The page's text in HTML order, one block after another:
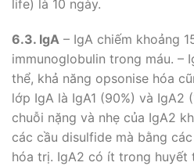
life) là 10 ngày.
6.3. IgA – IgA chiếm khoảng
immunoglobulin trong máu. –
thể, khả năng opsonise hóa
lớp IgA là IgA1 (90%) và IgA2
chuỗi nặng và nhẹ của IgA2
các cầu disulfide mà bằng
hóa trị. IgA2 có ít trong huyết